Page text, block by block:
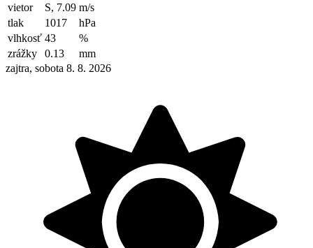
vietor
S, 7.09 m/s
tlak
1017
hPa
vlhkosť 43
%
zrážky
0.13
mm
zajtra, sobota 8. 8. 2026